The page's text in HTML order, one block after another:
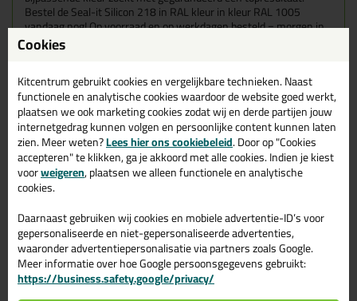
Bestel de Seal-it Silicon 218 in RAL kleur in kleur RAL 1005
vandaag nog! Op voorraad en op werkdagen besteld = morgen in
huis.
product?Lees alles over dit product >
Tips & tricks voor Seal-it Silicon 218
in RAL kleur
In de volgende blogs wordt dit product gebruikt:
Welke kit heb ik nodig voor mijn badkamer?
Gerelateerde producten
Cookies
Kitcentrum gebruikt cookies en vergelijkbare technieken. Naast
functionele en analytische cookies waardoor de website goed werkt,
plaatsen we ook marketing cookies zodat wij en derde partijen jouw
internetgedrag kunnen volgen en persoonlijke content kunnen laten
zien. Meer weten?Lees hier ons cookiebeleid. Door op "Cookies
accepteren" te klikken, ga je akkoord met alle cookies. Indien je kiest
voorweigeren, plaatsen we alleen functionele en analytische
cookies.
Daarnaast gebruiken wij cookies en mobiele advertentie-ID’s voor
gepersonaliseerde en niet-gepersonaliseerde advertenties,
waaronder advertentiepersonalisatie via partners zoals Google.
Meer informatie over hoe Google persoonsgegevens gebruikt:
https://business.safety.google/privacy/